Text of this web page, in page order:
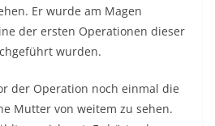
Er wurde am Magen
der ersten Operationen dieser
wurden.
der Operation noch einmal die
Mutter von weitem zu sehen.